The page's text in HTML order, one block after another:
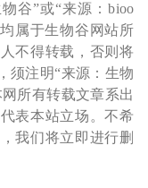
谷”或“来源：bioo
属于生物谷网站所
不得转载，否则将
须注明“来源：生物
所有转载文章系出
表本站立场。不希
我们将立即进行删